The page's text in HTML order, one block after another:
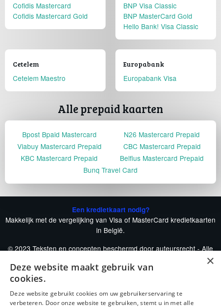
Cofidis Mastercard
Cofidis Mastercard Gold
BNP Visa Classic
BNP MasterCard Gold
Hello Bank! Visa Classic
Cetelem
Cetelem Maestro
Europabank
Europabank Visa
Alle prepaid kaarten
Bpost Bpaid Mastercard
N26 Mastercard Prepaid
Viabuy Mastercard Prepaid
CBC Mastercard Prepaid
KBC Mastercard Prepaid
Belfius Mastercard Prepaid
Bunq Travel Card
Een kredietkaart nodig?
Makkelijk met de vergelijking van Visa of MasterCard kredietkaarten
in België.
© 2023 Teksten en concepten beschermd door auteursrecht - Alle
De-voordeligste-kredietkaart.be is een onafhankelijke publicatie.
×
Deze website maakt gebruik van
cookies.
Deze website gebruikt cookies om uw gebruikerservaring te
verbeteren. Door onze website te gebruiken, stemt u in met alle